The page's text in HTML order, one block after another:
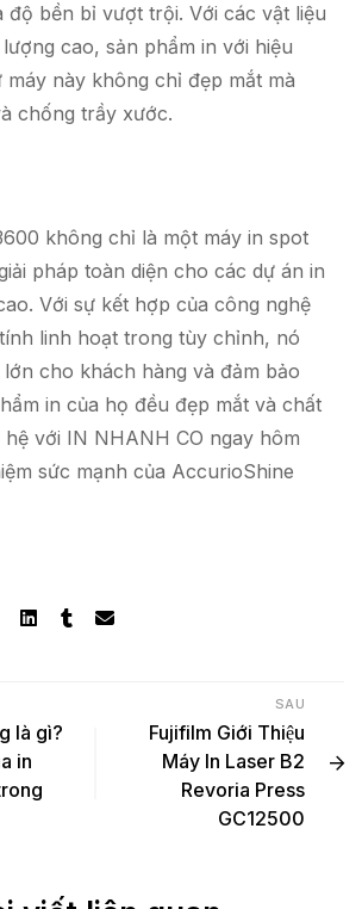
độ bền bỉ vượt trội. Với các vật liệu
cao, sản phẩm in với hiệu
máy này không chỉ đẹp mắt mà
chống trầy xước.
không chỉ là một máy in spot
pháp toàn diện cho các dự án in
Với sự kết hợp của công nghệ
linh hoạt trong tùy chỉnh, nó
lớn cho khách hàng và đảm bảo
in của họ đều đẹp mắt và chất
với IN NHANH CO ngay hôm
sức mạnh của AccurioShine
là gì?
in
SAU
Fujifilm Giới Thiệu
Máy In Laser B2
Revoria Press
GC12500